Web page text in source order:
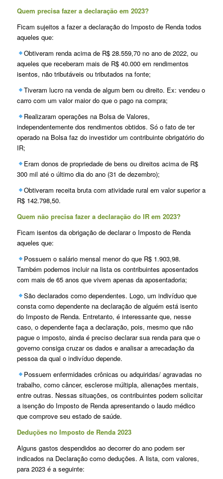
Quem precisa fazer a declaração em 2023?
Ficam sujeitos a fazer a declaração do Imposto de Renda todos
aqueles que:
Obtiveram renda acima de R$ 28.559,70 no ano de 2022, ou
aqueles que receberam mais de R$ 40.000 em rendimentos
isentos, não tributáveis ou tributados na fonte;
Tiveram lucro na venda de algum bem ou direito. Ex: vendeu o
carro com um valor maior do que o pago na compra;
Realizaram operações na Bolsa de Valores,
independentemente dos rendimentos obtidos. Só o fato de ter
operado na Bolsa faz do investidor um contribuinte obrigatório do
IR;
Eram donos de propriedade de bens ou direitos acima de R$
300 mil até o último dia do ano (31 de dezembro);
Obtiveram receita bruta com atividade rural em valor superior a
R$ 142.798,50.
Quem não precisa fazer a declaração do IR em 2023?
Ficam isentos da obrigação de declarar o Imposto de Renda
aqueles que:
Possuem o salário mensal menor do que R$ 1.903,98.
Também podemos incluir na lista os contribuintes aposentados
com mais de 65 anos que vivem apenas da aposentadoria;
São declarados como dependentes. Logo, um indivíduo que
consta como dependente na declaração de alguém está isento
do Imposto de Renda. Entretanto, é interessante que, nesse
caso, o dependente faça a declaração, pois, mesmo que não
pague o imposto, ainda é preciso declarar sua renda para que o
governo consiga cruzar os dados e analisar a arrecadação da
pessoa da qual o indivíduo depende.
Possuem enfermidades crônicas ou adquiridas/ agravadas no
trabalho, como câncer, esclerose múltipla, alienações mentais,
entre outras. Nessas situações, os contribuintes podem solicitar
a isenção do Imposto de Renda apresentando o laudo médico
que comprove seu estado de saúde.
Deduções no Imposto de Renda 2023
Alguns gastos despendidos ao decorrer do ano podem ser
indicados na Declaração como deduções. A lista, com valores,
para 2023 é a seguinte: